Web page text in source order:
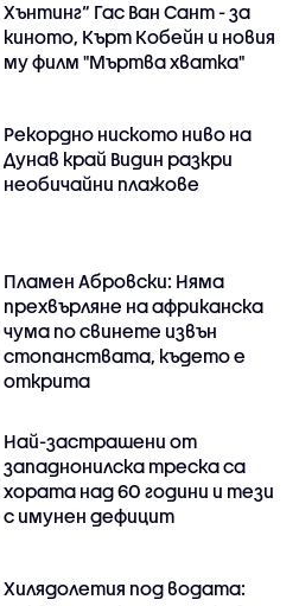
Хънтинг“ Гас Ван Сант - за
киното, Кърт Кобейн и новия
му филм "Мъртва хватка"
Рекордно ниското ниво на
Дунав край Видин разкри
необичайни плажове
Пламен Абровски: Няма
прехвърляне на африканска
чума по свинете извън
стопанствата, където е
открита
Най-застрашени от
западнонилска треска са
хората над 60 години и тези
с имунен дефицит
Хилядолетия под водата: